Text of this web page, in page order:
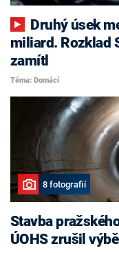
miliard. Rozklad
zamítl
Téma: Domácí
8 fotografií
Stavba
ÚOHS zrušil